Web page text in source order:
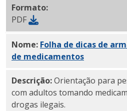
Formato:
PDF
Nome: Folha de dicas de
de medicamentosem PDF
Descrição:Orientação para
com adultos tomando
drogas ilegais.